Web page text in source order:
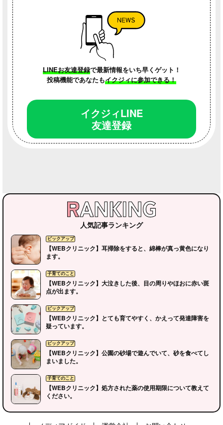
LINEお友達登録で最新情報をいち早くゲット！
投稿機能であなたもイクジィに参加できる！
イクジィLINE
友達登録
人気記事ランキング
【WEBクリニック】耳掃除をすると、綿棒が真っ黄色になり
ます。
【WEBクリニック】大泣きした後、目の周りやほおに赤い斑
点が出ます。
【WEBクリニック】とても育てやすく、かえって発達障害を
疑っています。
【WEBクリニック】公園の砂場で遊んでいて、砂を食べてし
まいました。
【WEBクリニック】処方された薬の使用期限について教えて
ください。